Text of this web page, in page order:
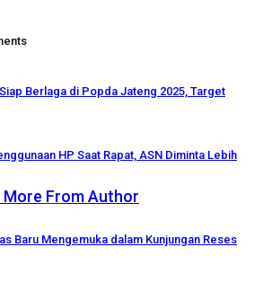
Berlaga di Popda Jateng 2025, Target
HP Saat Rapat, ASN Diminta Lebih
More From Author
Baru Mengemuka dalam Kunjungan Reses